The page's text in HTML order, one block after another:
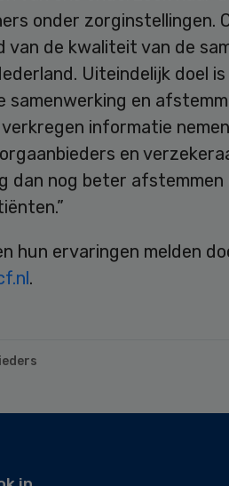
onder zorginstellingen.
van de kwaliteit van de
Uiteindelijk doel
samenwerking en
informatie
en
dan nog beter afstemmen
hun ervaringen melden
.